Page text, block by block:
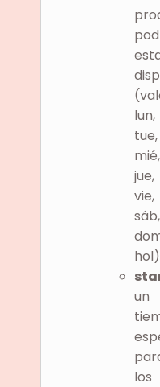
lun,
tue,
mié,
jue,
vie,
sáb,
hol)
un
los